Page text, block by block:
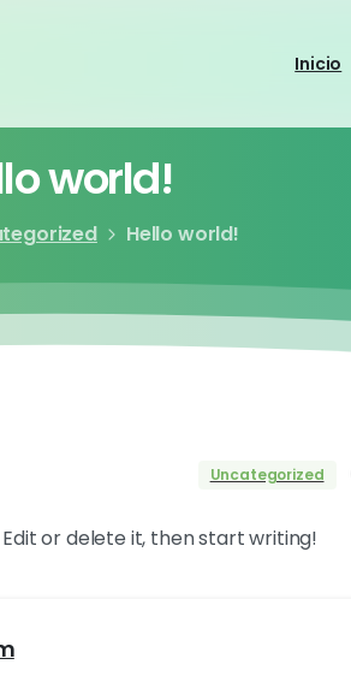
Inicio
world!
Hello world!
Uncategorized
or delete it, then start writing!